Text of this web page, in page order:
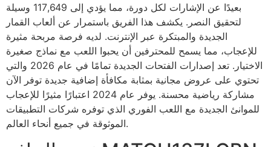
بعيدًا عن الإشارات لكل دورة، مما يؤدي إلى 117,649 وسيلة
لتحقيق النصر. يكشف هذا الفريق باستمرار عن ألعاب القمار
الجديدة والمبتكرة عبر الإنترنت. لديه فرصة مربحة مثيرة
للإعجاب، مما يسمح للمحترفين أن يحبوا اللعب مع نماذج صغيرة
الاختيار. تعد إصدارات الفتحات الجديدة تمامًا في عام 2026 والتي
تحتوي على عروض مجانية بمثابة مكافأة إضافية جديدة توفر الآن
مشاركة رياضية محسنة. يوفر عام 2024 اعتبارًا مثيرًا للإعجاب
للموانئ الجديدة مع اللعب الفوري الذي توفره شركات التطبيقات
الموثوقة في جميع أنحاء العالم.